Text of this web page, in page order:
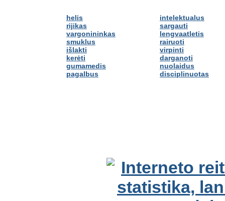
helis
rijikas
vargonininkas
smuklus
išlakti
kerėti
gumamedis
pagalbus
intelektualus
sargauti
lengvaatletis
rairuoti
virpinti
darganoti
nuolaidus
disciplinuotas